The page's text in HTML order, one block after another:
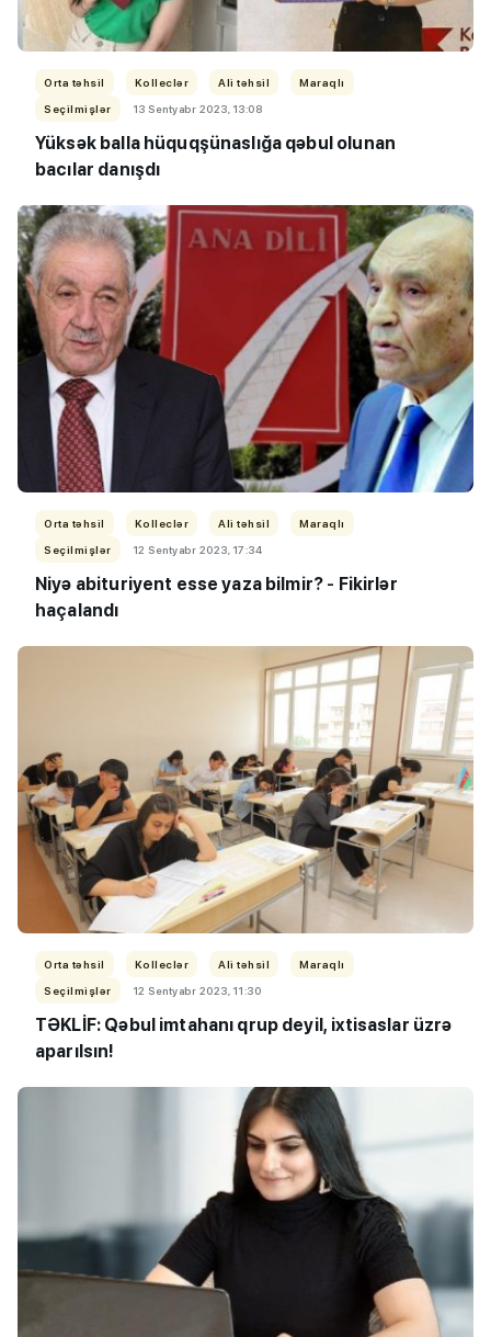
Orta təhsil Kolleclər Ali təhsil
Maraqlı
Seçilmişlər
13 Sentyabr 2023, 13:08
Yüksək balla hüquqşünaslığa qəbul olunan
bacılar danışdı
Orta təhsil Kolleclər Ali təhsil
Maraqlı
Seçilmişlər
12 Sentyabr 2023, 17:34
Niyə abituriyent esse yaza bilmir? - Fikirlər
haçalandı
Orta təhsil Kolleclər Ali təhsil
Maraqlı
Seçilmişlər
12 Sentyabr 2023, 11:30
TƏKLİF: Qəbul imtahanı qrup deyil, ixtisaslar üzrə
aparılsın!